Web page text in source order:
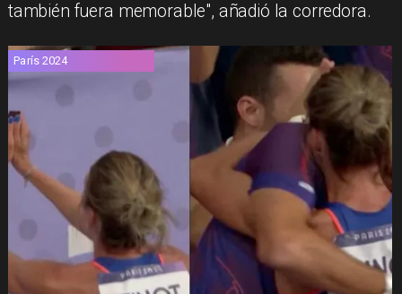
también fuera memorable", añadió la corredora.
París 2024